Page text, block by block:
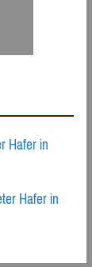
Hafer in
Hafer in